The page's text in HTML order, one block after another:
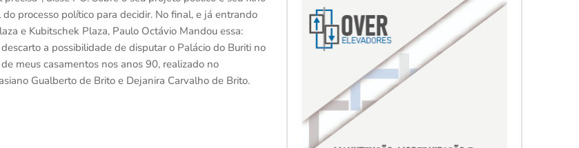
processo político para decidir. No final, e já entrando
e Kubitschek Plaza, Paulo Octávio Mandou essa:
a possibilidade de disputar o Palácio do Buriti no
meus casamentos nos anos 90, realizado no
Gualberto de Brito e Dejanira Carvalho de Brito.